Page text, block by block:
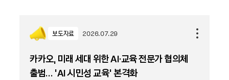
보도자료 2026.07.29
카카오, 미래 세대 위한 AI·교육 전문가 협의체
출범… ‘AI 시민성 교육’ 본격화